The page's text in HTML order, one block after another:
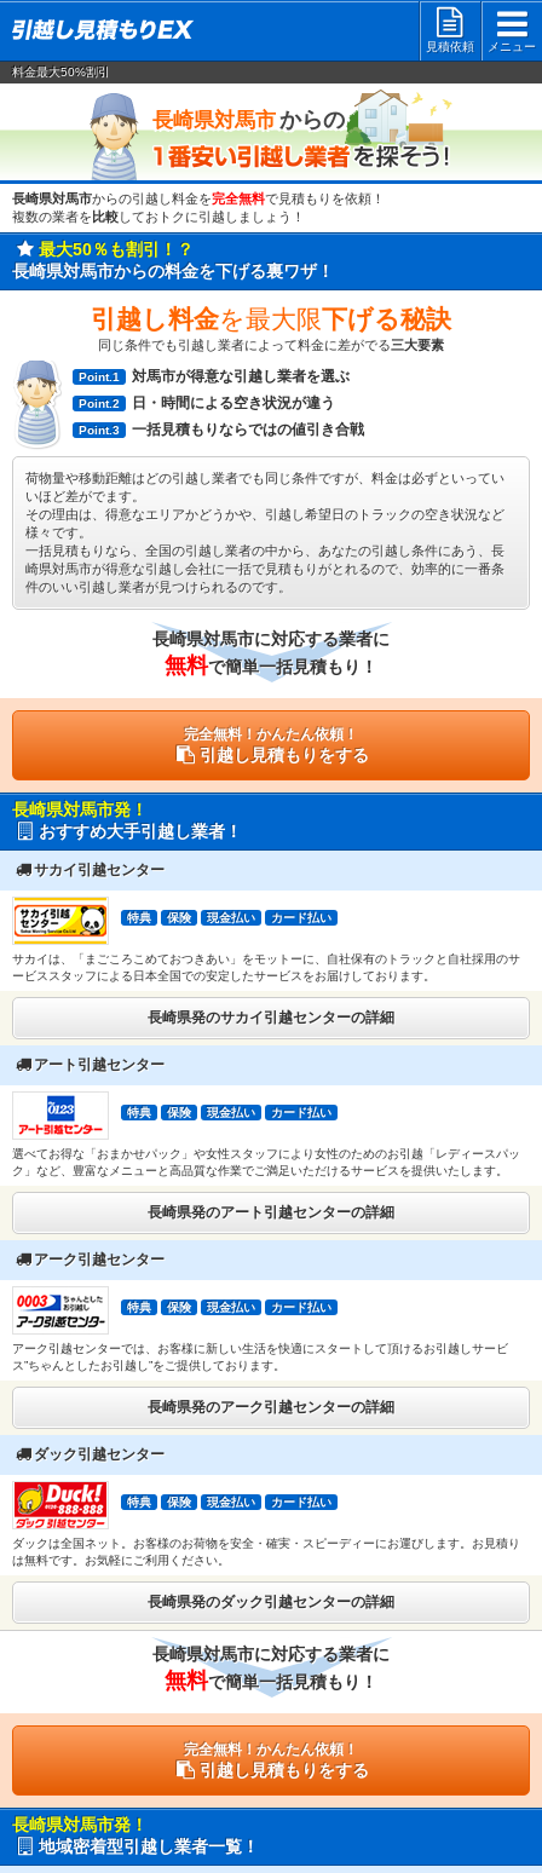
見積依頼
メニュー
料金最大50%割引
長崎県対馬市からの
長崎県対馬市からの引越し料金を完全無料で見積もりを依頼！
複数の業者を 比較しておトクに引越しましょう！
最大50％も割引！？
長崎県対馬市からの料金を下げる裏ワザ！
引越し料金を最大限下げる秘訣
同じ条件でも引越し業者によって料金に差がでる三大要素
Point.1 対馬市が得意な引越し業者を選ぶ
Point.2 日・時間による空き状況が違う
Point.3 一括見積もりならではの値引き合戦
荷物量や移動距離はどの引越し業者でも同じ条件ですが、料金は必ずといってい
いほど差がでます。
その理由は、得意なエリアかどうかや、引越し希望日のトラックの空き状況など
様々です。
一括見積もりなら、全国の引越し業者の中から、あなたの引越し条件にあう、長
崎県対馬市が得意な引越し会社に一括で見積もりがとれるので、効率的に一番条
件のいい引越し業者が見つけられるのです。
長崎県対馬市に対応する業者に
無料で簡単一括見積もり！
完全無料！かんたん依頼！
引越し見積もりをする
長崎県対馬市発！
おすすめ大手引越し業者！
サカイ引越センター
特典 保険 現金払い カード払い
サカイは、「まごころこめておつきあい」をモットーに、自社保有のトラックと自社採用のサ
ービススタッフによる日本全国での安定したサービスをお届けしております。
長崎県発のサカイ引越センターの詳細
アート引越センター
特典 保険 現金払い カード払い
選べてお得な「おまかせパック」や女性スタッフにより女性のためのお引越「レディースパッ
ク」など、豊富なメニューと高品質な作業でご満足いただけるサービスを提供いたします。
長崎県発のアート引越センターの詳細
アーク引越センター
特典 保険 現金払い カード払い
アーク引越センターでは、お客様に新しい生活を快適にスタートして頂けるお引越しサービ
ス”ちゃんとしたお引越し”をご提供しております。
長崎県発のアーク引越センターの詳細
ダック引越センター
特典 保険 現金払い カード払い
ダックは全国ネット。お客様のお荷物を安全・確実・スピーディーにお運びします。お見積り
は無料です。お気軽にご利用ください。
長崎県発のダック引越センターの詳細
長崎県対馬市に対応する業者に
無料で簡単一括見積もり！
完全無料！かんたん依頼！
引越し見積もりをする
長崎県対馬市発！
地域密着型引越し業者一覧！